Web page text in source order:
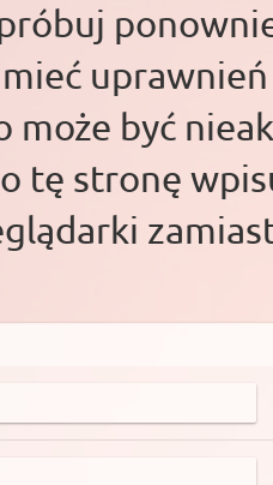
może być
tę stronę